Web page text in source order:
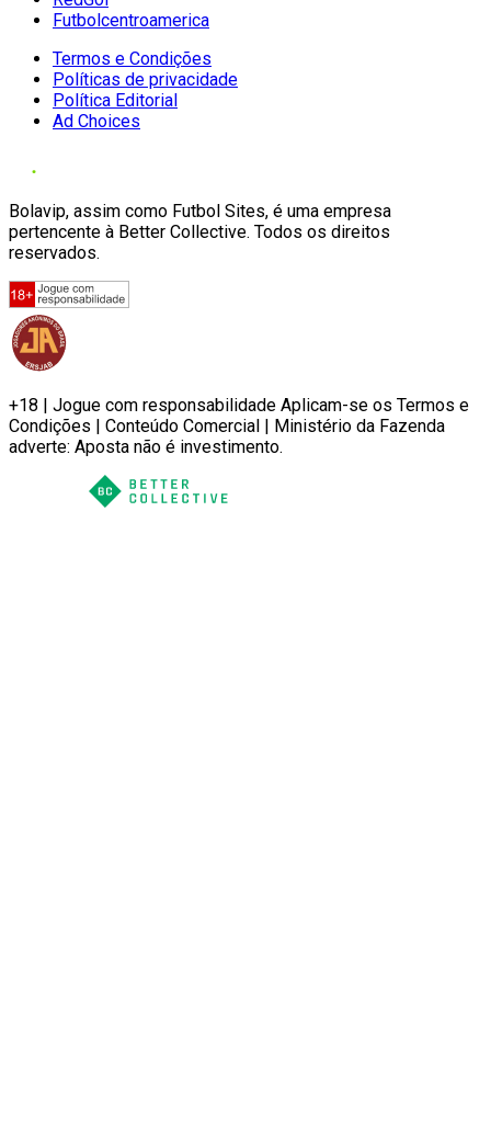
Futbolcentroamerica
Termos e Condições
Políticas de privacidade
Política Editorial
Ad Choices
Bolavip, assim como Futbol Sites, é uma empresa
pertencente à Better Collective. Todos os direitos
reservados.
+18 | Jogue com responsabilidade Aplicam-se os Termos e
Condições | Conteúdo Comercial | Ministério da Fazenda
adverte: Aposta não é investimento.